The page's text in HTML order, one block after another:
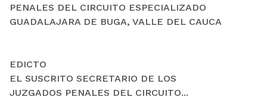
PENALES DEL CIRCUITO ESPECIALIZADO
GUADALAJARA DE BUGA, VALLE DEL CAUCA
EDICTO
EL SUSCRITO SECRETARIO DE LOS
JUZGADOS PENALES DEL CIRCUITO...